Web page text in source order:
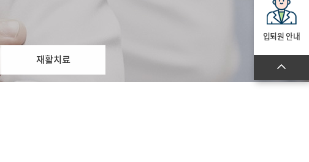
입퇴원 안내
재활치료